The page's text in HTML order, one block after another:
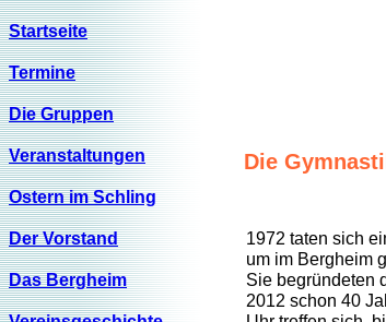
Startseite
Termine
Die Gruppen
Veranstaltungen
Ostern im Schling
Der Vorstand
Das Bergheim
Die
1972 taten sich
um im Bergheim
Sie begründeten
2012 schon 40